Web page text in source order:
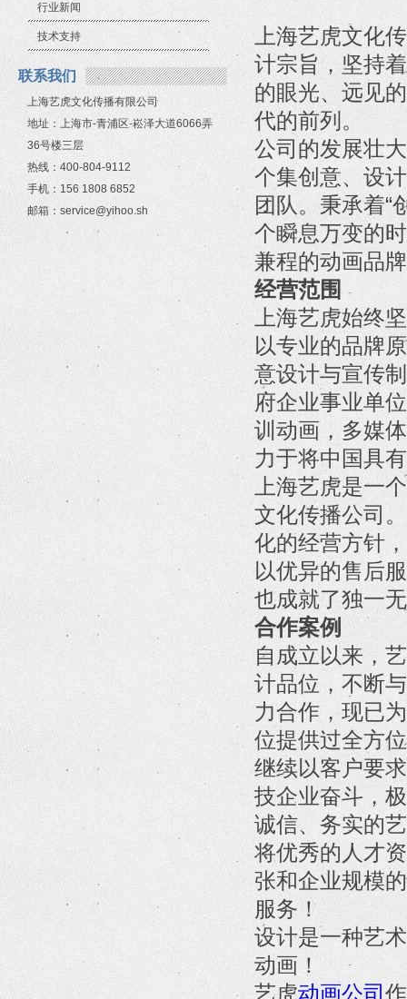
行业新闻
技术支持
联系我们
上海艺虎文化传播有限公司
地址：上海市-青浦区-崧泽大道6066弄
36号楼三层
热线：400-804-9112
手机：156 1808 6852
邮箱：service@yihoo.sh
上海艺虎文化
计宗旨，坚持
的眼光、远见
代的前列。
公司的发展壮
个集创意、设
团队。秉承着“
个瞬息万变的
兼程的动画品
经营范围
上海艺虎始终
以专业的品牌
意设计与宣传
府企业事业单
训动画，多媒
力于将中国具
上海艺虎是一
文化传播公司
化的经营方针
以优异的售后
也成就了独一
合作案例
自成立以来，
计品位，不断
力合作，现已
位提供过全方
继续以客户要
技企业奋斗，
诚信、务实的
将优秀的人才
张和企业规模
服务！
设计是一种艺
动画！
艺虎动画公司